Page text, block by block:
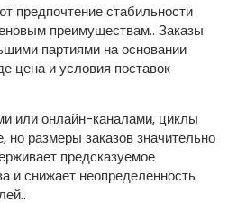
предпочтение стабильности
преимуществам.. Заказы
партиями на основании
цена и условия поставок
или онлайн-каналами, циклы
но размеры заказов значительно
предсказуемое
и снижает неопределенность